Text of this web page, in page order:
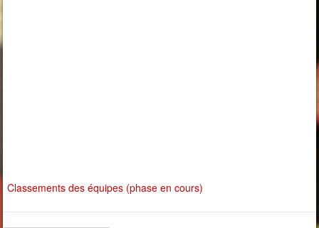
Classements des équipes (phase en cours)